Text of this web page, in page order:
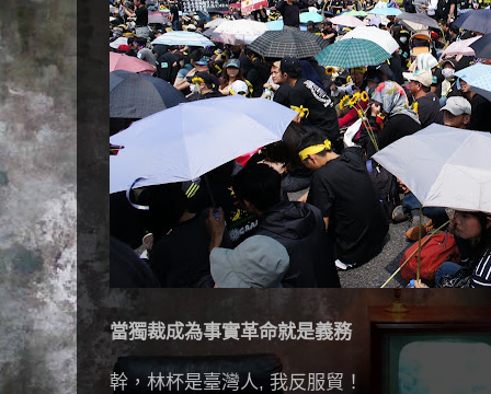
當獨裁成為事實革命就是義務‬
幹，林杯是臺灣人, 我反服貿！